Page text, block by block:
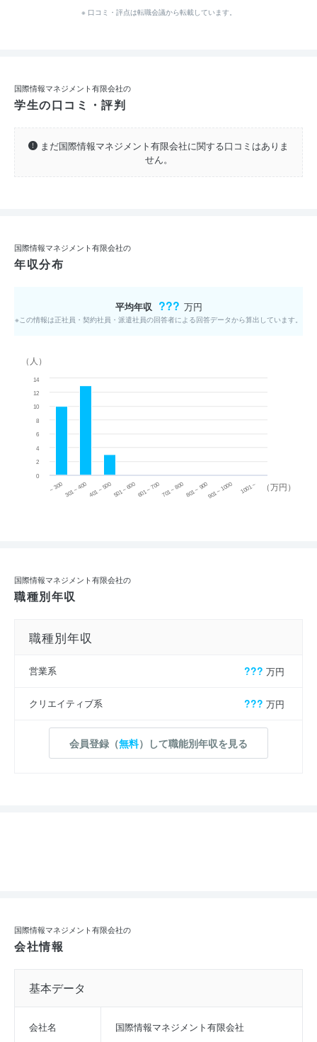
※ 口コミ・評点は転職会議から転載しています。
国際情報マネジメント有限会社の
学生の口コミ・評判
まだ国際情報マネジメント有限会社に関する口コミはありま
せん。
国際情報マネジメント有限会社の
年収分布
平均年収 ??? 万円
※この情報は正社員・契約社員・派遣社員の回答者による回答データから算出しています。
（万円）
（人）
~ 300 301 ~ 400 401 ~ 500501 ~ 600601 ~ 700701 ~ 800801 ~ 900901 ~ 1000 1001 ~
0
2
4
6
8
10
12
14
国際情報マネジメント有限会社の
職種別年収
職種別年収
営業系 ??? 万円
クリエイティブ系 ??? 万円
会員登録（無料）して職能別年収を見る
国際情報マネジメント有限会社の
会社情報
基本データ
会社名 国際情報マネジメント有限会社